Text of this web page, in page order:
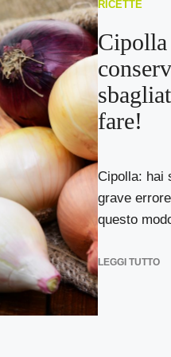
RICETTE
Cipolla
fare!
Cipolla: hai
grave
questo
LEGGI TUTTO